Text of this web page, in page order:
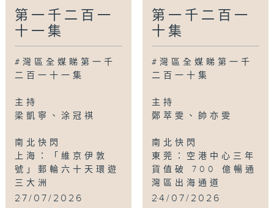
第一千二百一
十一集
#灣區全媒睇第一千
二百一十一集
主持
梁凱寧、涂冠祺
南北快閃
上海：「維京伊敦
號」郵輪六十天環遊
三大洲
...
27/07/2026
第一千二百一
十集
#灣區全媒睇第一千
二百一十集
主持
鄭萃雯、帥亦雯
南北快閃
東莞：空港中心三年
貨值破 700 億暢通
灣區出海通道
...
24/07/2026